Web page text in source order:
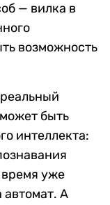
— вилка в
возможность
быть
интеллекта:
время уже
автомат. А